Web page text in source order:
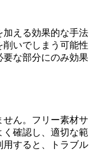
加える効果的な手法
いでしまう可能性
要な部分にのみ効果
ん。フリー素材サ
確認し、適切な範
用すると、トラブル